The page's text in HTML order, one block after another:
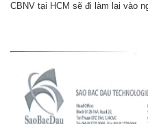
CBNV tại HCM sẽ đi làm lại vào